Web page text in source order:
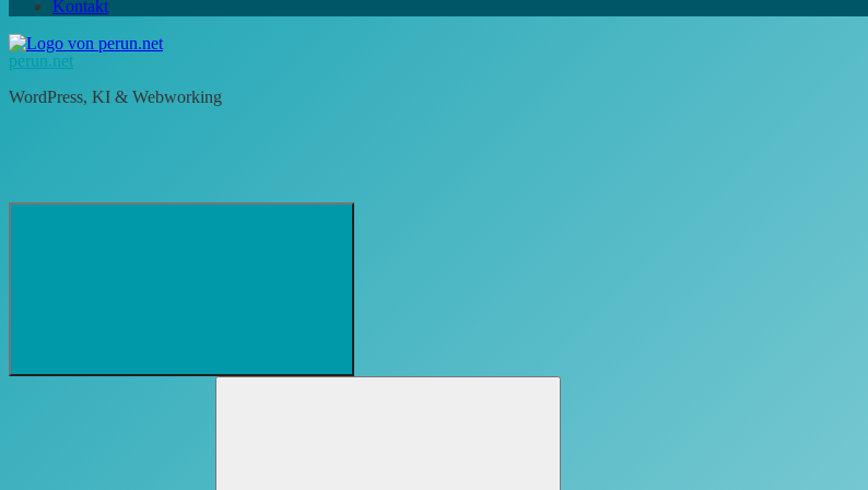
Kontakt
perun.net
WordPress, KI & Webworking
Suchformular